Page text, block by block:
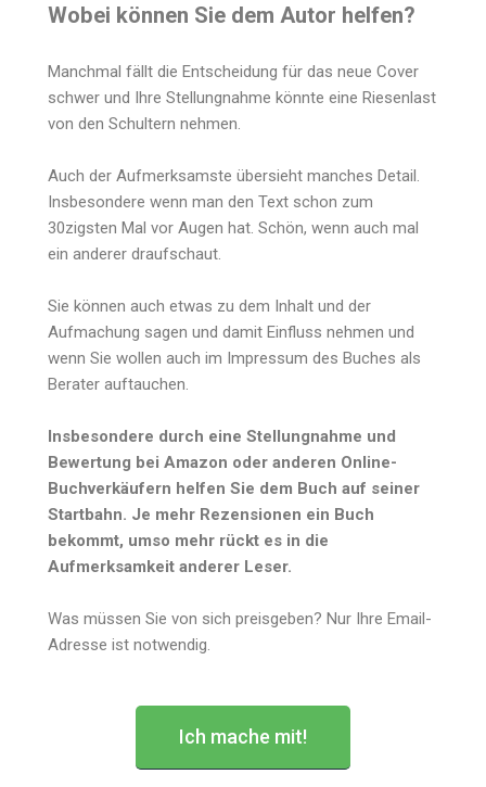
Wobei können Sie dem Autor helfen?
Manchmal fällt die Entscheidung für das neue Cover
schwer und Ihre Stellungnahme könnte eine Riesenlast
von den Schultern nehmen.
Auch der Aufmerksamste übersieht manches Detail.
Insbesondere wenn man den Text schon zum
30zigsten Mal vor Augen hat. Schön, wenn auch mal
ein anderer draufschaut.
Sie können auch etwas zu dem Inhalt und der
Aufmachung sagen und damit Einfluss nehmen und
wenn Sie wollen auch im Impressum des Buches als
Berater auftauchen.
Insbesondere durch eine Stellungnahme und
Bewertung bei Amazon oder anderen Online-
Buchverkäufern helfen Sie dem Buch auf seiner
Startbahn. Je mehr Rezensionen ein Buch
bekommt, umso mehr rückt es in die
Aufmerksamkeit anderer Leser.
Was müssen Sie von sich preisgeben? Nur Ihre Email-
Adresse ist notwendig.
Ich mache mit!